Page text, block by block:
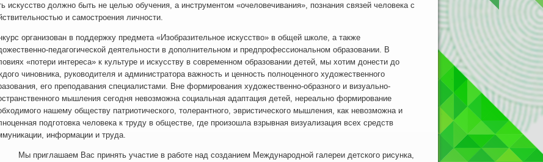
искусство должно быть не целью обучения, а инструментом «очеловечивания», познания связей человека с
и самостроения личности.
организован в поддержку предмета «Изобразительное искусство» в общей школе, а также
педагогической деятельности в дополнительном и предпрофессиональном образовании. В
«потери интереса» к культуре и искусству в современном образовании детей, мы хотим донести до
чиновника, руководителя и администратора важность и ценность полноценного художественного
его преподавания специалистами. Вне формирования художественно-образного и визуально-
мышления сегодня невозможна социальная адаптация детей, нереально формирование
нашему обществу патриотического, толерантного, эвристического мышления, как невозможна и
подготовка человека к труду в обществе, где произошла взрывная визуализация всех средств
информации и труда.
приглашаем Вас принять участие в работе над созданием Международной галереи детского рисунка,